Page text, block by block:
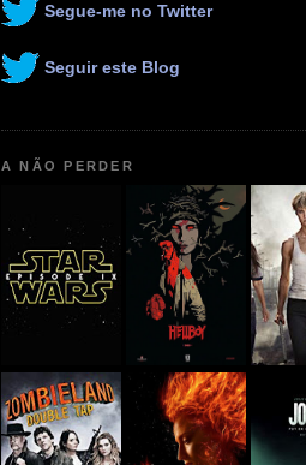
Segue-me no Twitter
Seguir este Blog
A NÃO PERDER